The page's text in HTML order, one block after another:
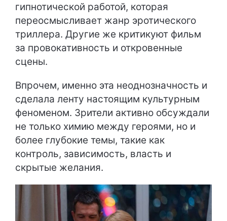
гипнотической работой, которая
переосмысливает жанр эротического
триллера. Другие же критикуют фильм
за провокативность и откровенные
сцены.
Впрочем, именно эта неоднозначность и
сделала ленту настоящим культурным
феноменом. Зрители активно обсуждали
не только химию между героями, но и
более глубокие темы, такие как
контроль, зависимость, власть и
скрытые желания.